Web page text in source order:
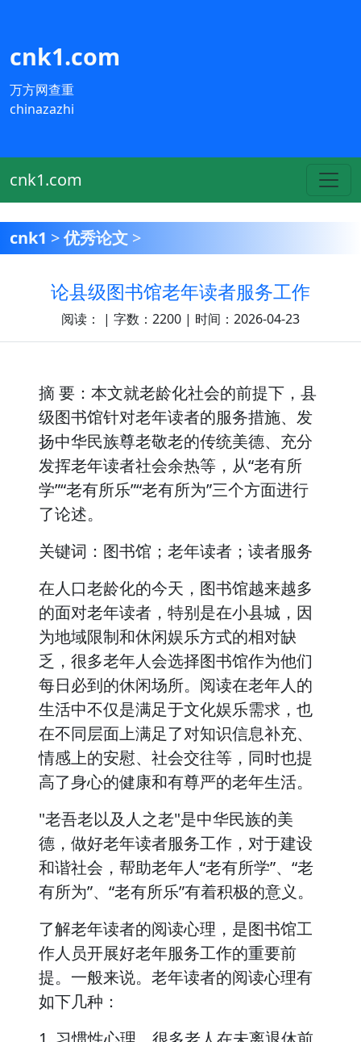
cnk1.com
万方网查重
chinazazhi
cnk1.com
cnk1 >优秀论文 >
论县级图书馆老年读者服务工作
阅读： | 字数：2200 | 时间：2026-04-23
摘 要：本文就老龄化社会的前提下，县
级图书馆针对老年读者的服务措施、发
扬中华民族尊老敬老的传统美德、充分
发挥老年读者社会余热等，从“老有所
学”“老有所乐”“老有所为”三个方面进行
了论述。
关键词：图书馆；老年读者；读者服务
在人口老龄化的今天，图书馆越来越多
的面对老年读者，特别是在小县城，因
为地域限制和休闲娱乐方式的相对缺
乏，很多老年人会选择图书馆作为他们
每日必到的休闲场所。阅读在老年人的
生活中不仅是满足于文化娱乐需求，也
在不同层面上满足了对知识信息补充、
情感上的安慰、社会交往等，同时也提
高了身心的健康和有尊严的老年生活。
"老吾老以及人之老"是中华民族的美
德，做好老年读者服务工作，对于建设
和谐社会，帮助老年人“老有所学”、“老
有所为”、“老有所乐”有着积极的意义。
了解老年读者的阅读心理，是图书馆工
作人员开展好老年服务工作的重要前
提。一般来说。老年读者的阅读心理有
如下几种：